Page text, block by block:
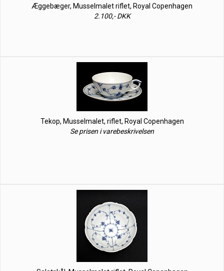
Æggebæger, Musselmalet riflet, Royal Copenhagen
2.100,- DKK
Tekop, Musselmalet, riflet, Royal Copenhagen
Se prisen i varebeskrivelsen